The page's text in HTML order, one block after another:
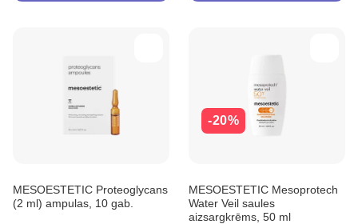
MESOESTETIC Proteoglycans
(2 ml) ampulas, 10 gab.
-20%
MESOESTETIC Mesoprotech
Water Veil saules
aizsargkrēms, 50 ml